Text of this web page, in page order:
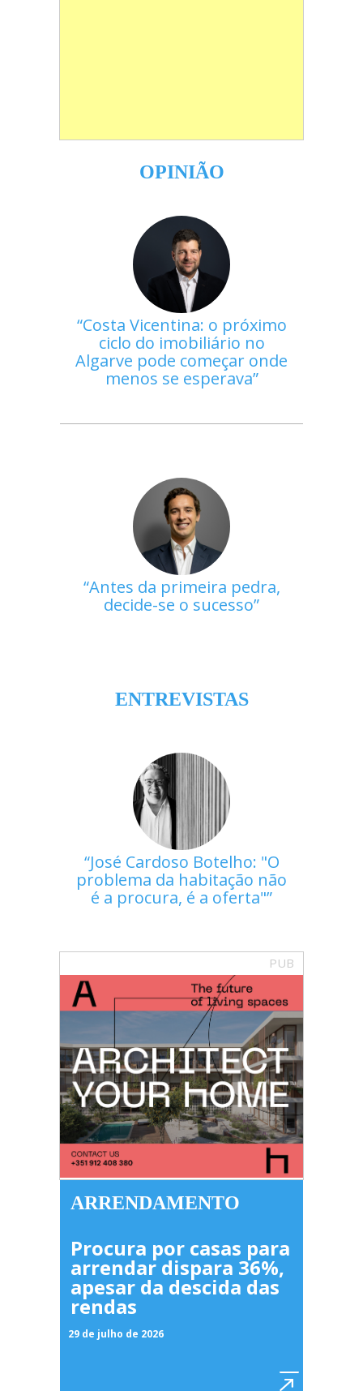
OPINIÃO
Costa Vicentina: o próximo
ciclo do imobiliário no
Algarve pode começar onde
menos se esperava
Antes da primeira pedra,
decide-se o sucesso
ENTREVISTAS
José Cardoso Botelho: "O
problema da habitação não
é a procura, é a oferta"
PUB
ARRENDAMENTO
Procura por casas para
arrendar dispara 36%,
apesar da descida das
rendas
29 de julho de 2026